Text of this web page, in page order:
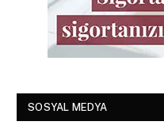
SOSYAL MEDYA